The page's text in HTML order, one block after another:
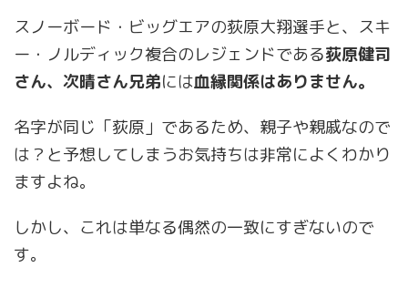
スノーボード・ビッグエアの荻原大翔選手と、スキ
ー・ノルディック複合のレジェンドである荻原健司
さん、次晴さん兄弟には血縁関係はありません。
名字が同じ「荻原」であるため、親子や親戚なので
は？と予想してしまうお気持ちは非常によくわかり
ますよね。
しかし、これは単なる偶然の一致にすぎないので
す。